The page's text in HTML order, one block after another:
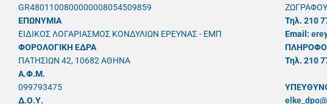
GR4801100800000008054509859
ΕΠΩΝΥΜΙΑ
ΕΙΔΙΚΟΣ ΛΟΓΑΡΙΑΣΜΟΣ ΚΟΝΔΥΛΙΩΝ ΕΡΕΥΝΑΣ - ΕΜΠ
ΦΟΡΟΛΟΓΙΚΗ ΕΔΡΑ
ΠΑΤΗΣΙΩΝ 42, 10682 ΑΘΗΝΑ
A.Φ.Μ.
099793475
Δ.Ο.Υ.
Τηλ. 210
Email:
Τηλ. 210